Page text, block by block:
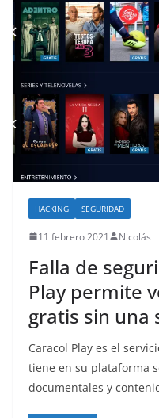
HACKING SEGURIDAD
11 febrero 2021 Nicolás
Falla de
Play permite
gratis sin una
Caracol Play es el
tiene en su plataforma
documentales y